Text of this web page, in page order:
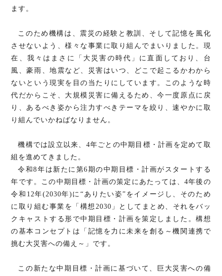
ます。
このため機構は、震災の経験と教訓、そして記憶を風化
させないよう、様々な事業に取り組んでまいりました。現
在、我々はまさに「大災害の時代」に直面しており、台
風、豪雨、地震など、災害はいつ、どこで起こるかわから
ないという現実を目の当たりにしています。このような時
代だからこそ、大規模災害に備えるため、今一度原点に戻
り、あるべき姿から注力すべきテーマを絞り、速やかに取
り組んでいかねばなりません。
機構では設立以来、4年ごとの中期目標・計画を定めて取
組を進めてきました。
令和8年は新たに第6期の中期目標・計画がスタートする
年です。この中期目標・計画の策定にあたっては、4年後の
令和12年(2030年)に“ありたい姿”をイメージし、そのため
に取り組む事業を「構想2030」としてまとめ、それをバッ
クキャストする形で中期目標・計画を策定しました。構想
の基本コンセプトは「記憶を力に未来を創る～機関連携で
挑む大災害への備え～」です。
この新たな中期目標・計画に基づいて、巨大災害への備